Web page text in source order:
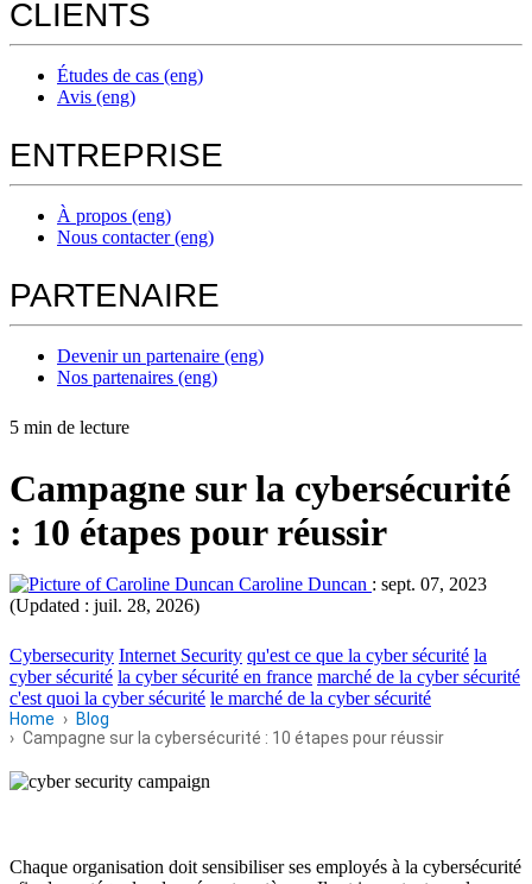
CLIENTS
Études de cas (eng)
Avis (eng)
ENTREPRISE
À propos (eng)
Nous contacter (eng)
PARTENAIRE
Devenir un partenaire (eng)
Nos partenaires (eng)
5 min de lecture
Campagne sur la cybersécurité
: 10 étapes pour réussir
Caroline Duncan : sept. 07, 2023
(Updated : juil. 28, 2026)
Cybersecurity Internet Security qu'est ce que la cyber sécurité la
cyber sécurité la cyber sécurité en france marché de la cyber sécurité
c'est quoi la cyber sécurité le marché de la cyber sécurité
Home
Blog
Campagne sur la cybersécurité : 10 étapes pour réussir
Chaque organisation doit sensibiliser ses employés à la cybersécurité